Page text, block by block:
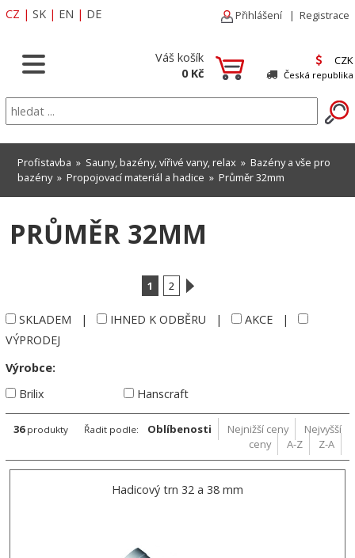
CZ | SK | EN | DE Přihlášení | Registrace
Váš košík
0 Kč
CZK
Česká republika
Profistavba » Sauny, bazény, vířivé vany, relax » Bazény a vše pro
bazény» Propojovací materiál a hadice » Průměr 32mm
PRŮMĚR 32MM
1 2
SKLADEM | IHNED K ODBĚRU | AKCE |
VÝPRODEJ
Výrobce:
Brilix
Hanscraft
36 produkty Řadit podle: Oblíbenosti Nejnižší ceny
Nejvyšší
ceny
A-Z Z-A
Hadicový trn 32 a 38 mm